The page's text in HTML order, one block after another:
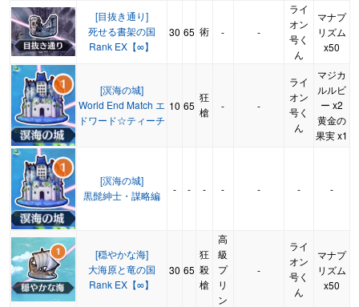
[目抜き通り]
死せる書架の国
Rank EX【∞】
30 65 術 - -
ライ
オン
号く
ん
マナプ
リズム
x50
[溟海の城]
World End Match エ
ドワード☆ティーチ
10 65
狂
槍
- -
ライ
オン
号く
ん
マジカ
ルルビ
ー x2
黄金の
果実 x1
[溟海の城]
黒髭紳士・謀略編
- - - - - - -
[穏やかな海]
大海原と竜の国
Rank EX【∞】
30 65
狂
殺
槍
高
級
プ
リ
ン
-
ライ
オン
号く
ん
マナプ
リズム
x50